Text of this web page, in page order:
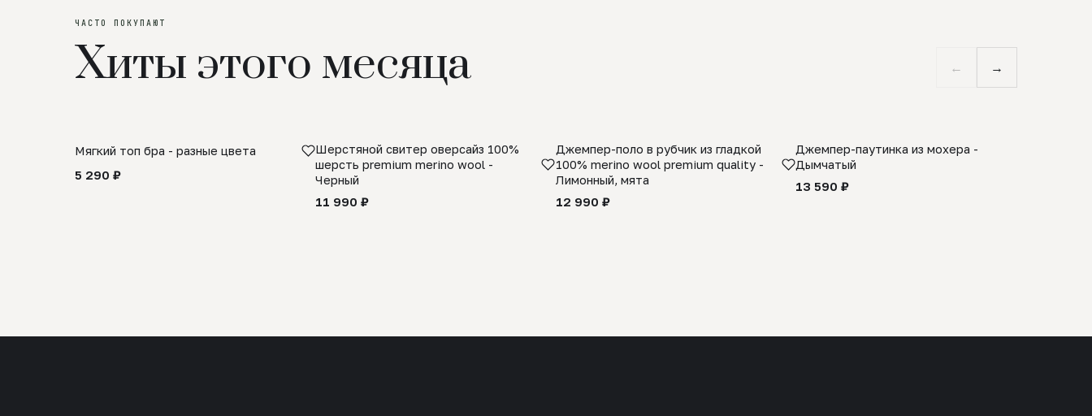
ЧАСТО ПОКУПАЮТ
Хиты этого месяца ← →
Мягкий топ бра - разные цвета
5 290 ₽
Шерстяной свитер оверсайз 100%
шерсть premium merino wool -
Черный
11 990 ₽
Джемпер-поло в рубчик из гладкой
100% merino wool premium quality -
Лимонный, мята
12 990 ₽
Джемпер-паутинка из мохера -
Дымчатый
13 590 ₽